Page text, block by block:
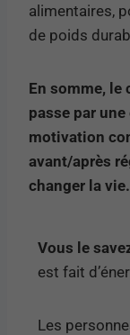
alimentaires,
de poids
En somme,
passe par
motivation
avant/après
changer la vie.
Vous le
est fait
Les